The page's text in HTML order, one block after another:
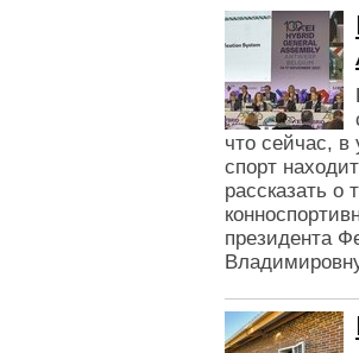
что сейчас, в
спорт
рассказать
президента